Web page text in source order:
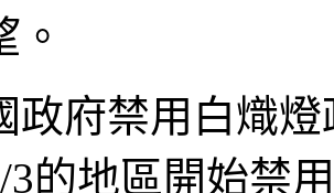
。
政府禁用白熾
3的地區開始禁